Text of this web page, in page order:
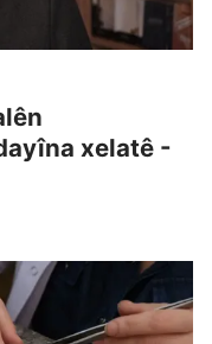
xelatê -